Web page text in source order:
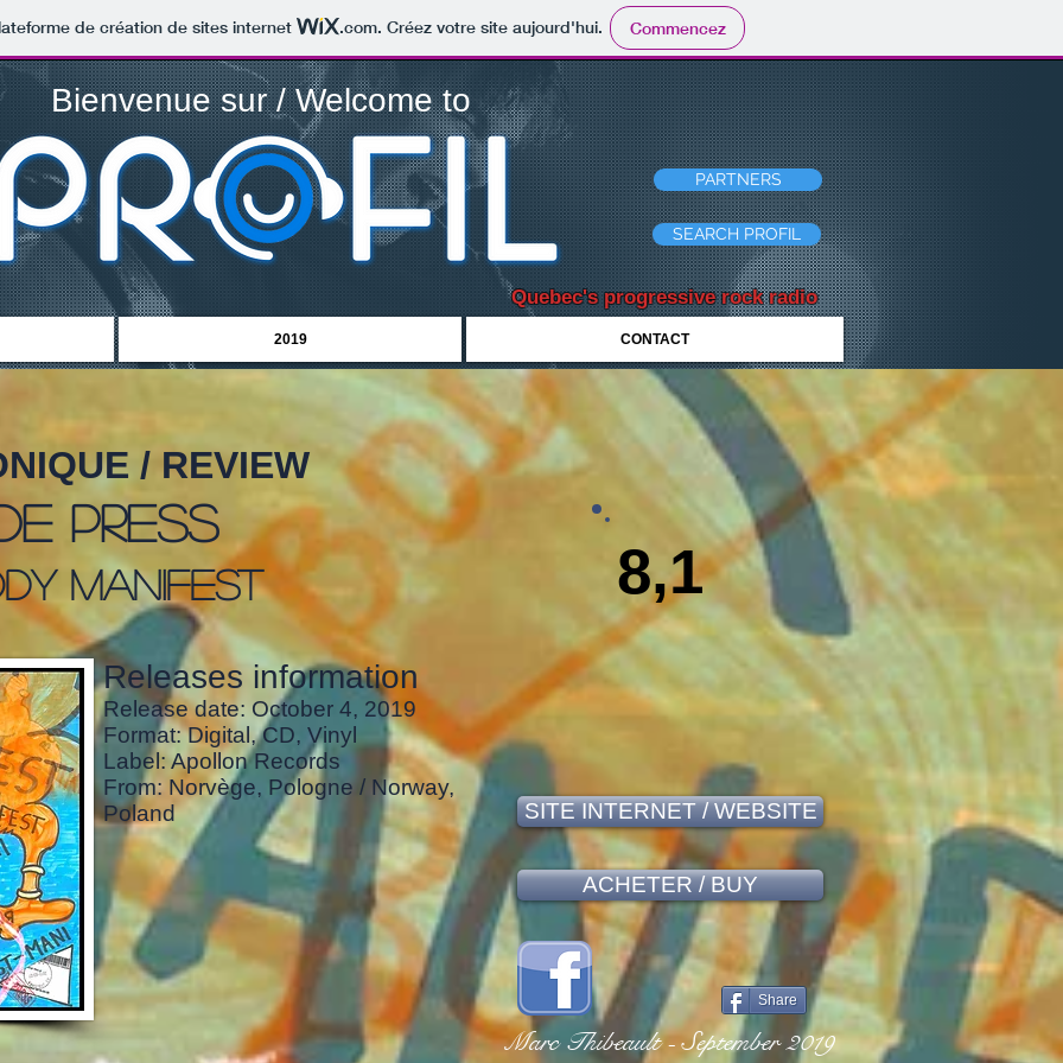
de création de sites internet .com. Créez votre site aujourd'hui. Commencez
Bienvenue sur / Welcome to
Quebec's progressive rock radio
SEARCH PROFIL
PARTNERS
/ REVIEW
press
manifest
Releases information
Release date: October 4, 2019
Format: Digital, CD, Vinyl
Label: Apollon Records
From: Norvège, Pologne / Norway,
Poland
8,1
SITE INTERNET / WEBSITE
ACHETER / BUY
Share
Marc Thibeault - September 2019
2019 CONTACT